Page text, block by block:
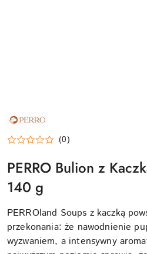
NAZWA
PRODUCENTA:
(0)
PERRO Bulion z
140 g
PERROland Soups z kaczką
przekonania: że nawodnienie
wyzwaniem, a intensywny